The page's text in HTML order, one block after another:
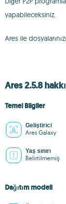
yapabileceksiniz.
Ares ile
Ares 2.5.8
Temel Bilgiler
Geliştirici
Ares Galaxy
Yaş sınırı
Belirtilmemiş
Dağıtım modeli